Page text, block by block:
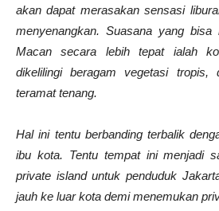
akan dapat merasakan sensasi
menyenangkan. Suasana yang bisa
Macan secara lebih tepat ialah
dikelilingi beragam vegetasi tropis,
teramat tenang.
Hal ini tentu berbanding terbalik
ibu kota. Tentu tempat ini menjadi
private island untuk penduduk
jauh ke luar kota demi menemukan